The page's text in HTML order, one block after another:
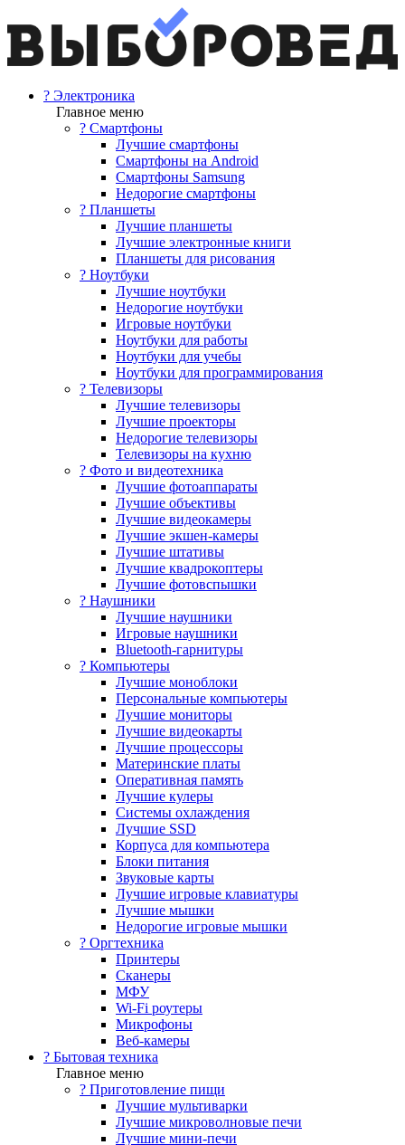
? Электроника
Главное меню
? Смартфоны
Лучшие смартфоны
Смартфоны на Android
Смартфоны Samsung
Недорогие смартфоны
? Планшеты
Лучшие планшеты
Лучшие электронные книги
Планшеты для рисования
? Ноутбуки
Лучшие ноутбуки
Недорогие ноутбуки
Игровые ноутбуки
Ноутбуки для работы
Ноутбуки для учебы
Ноутбуки для программирования
? Телевизоры
Лучшие телевизоры
Лучшие проекторы
Недорогие телевизоры
Телевизоры на кухню
? Фото и видеотехника
Лучшие фотоаппараты
Лучшие объективы
Лучшие видеокамеры
Лучшие экшен-камеры
Лучшие штативы
Лучшие квадрокоптеры
Лучшие фотовспышки
? Наушники
Лучшие наушники
Игровые наушники
Bluetooth-гарнитуры
?️ Компьютеры
Лучшие моноблоки
Персональные компьютеры
Лучшие мониторы
Лучшие видеокарты
Лучшие процессоры
Материнские платы
Оперативная память
Лучшие кулеры
Системы охлаждения
Лучшие SSD
Корпуса для компьютера
Блоки питания
Звуковые карты
Лучшие игровые клавиатуры
Лучшие мышки
Недорогие игровые мышки
?️ Оргтехника
Принтеры
Сканеры
МФУ
Wi-Fi роутеры
Микрофоны
Веб-камеры
? Бытовая техника
Главное меню
? Приготовление пищи
Лучшие мультиварки
Лучшие микроволновые печи
Лучшие мини-печи